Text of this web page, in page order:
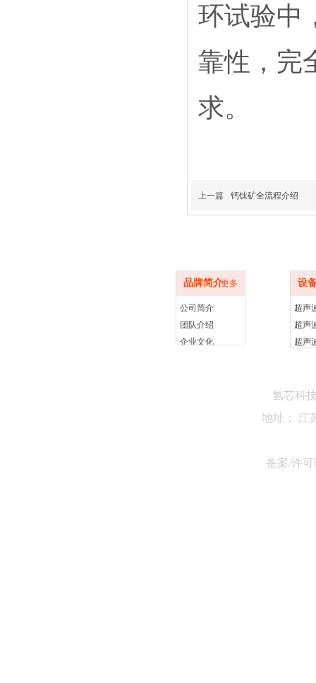
环试验中
靠性，完
求。
上一篇 钙钛矿全流程介绍
品牌简介更多
公司简介
团队介绍
企业文化
设
氢芯科
地址： 江
备案/许可